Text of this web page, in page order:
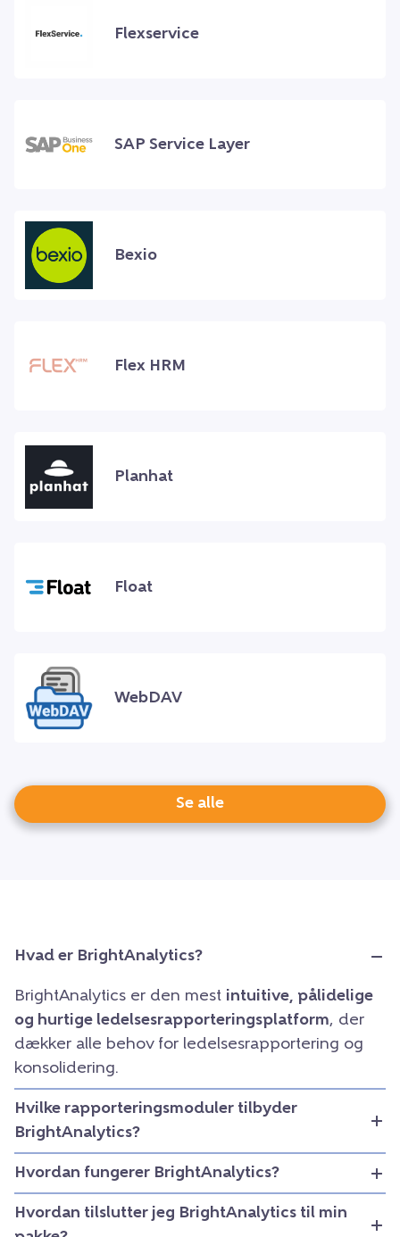
Flexservice
SAP Service Layer
Bexio
Flex HRM
Planhat
Float
WebDAV
Se alle
Hvad er BrightAnalytics?
BrightAnalytics er den mest intuitive, pålidelige
og hurtige ledelsesrapporteringsplatform, der
dækker alle behov for ledelsesrapportering og
konsolidering.
Hvilke rapporteringsmoduler tilbyder
BrightAnalytics?
Hvordan fungerer BrightAnalytics?
Hvordan tilslutter jeg BrightAnalytics til min